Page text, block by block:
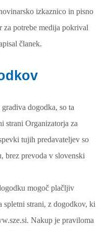
izkaznico in pisno
za potrebe medija pokrival
članek.
dogodka, so ta
strani Organizatorja za
tujih predavateljev so
brez prevoda v slovenski
mogoč plačljiv
spletni strani, z dogodkov, ki
Nakup je praviloma